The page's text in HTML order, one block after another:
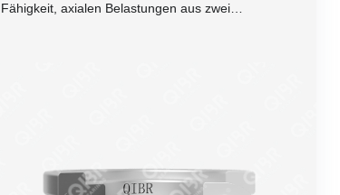
Fähigkeit, axialen Belastungen aus zwei